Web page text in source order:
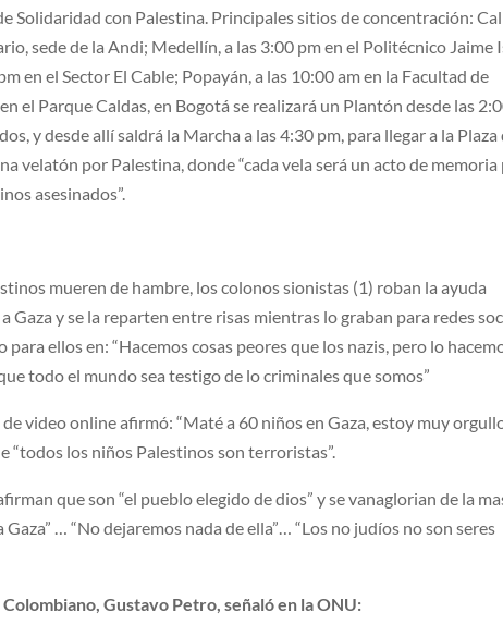
Solidaridad con Palestina. Principales sitios de concentración:
sede de la Andi; Medellín, a las 3:00 pm en el Politécnico Jaime
en el Sector El Cable; Popayán, a las 10:00 am en la Facultad de
el Parque Caldas, en Bogotá se realizará un Plantón desde las
y desde allí saldrá la Marcha a las 4:30 pm, para llegar a la Plaza
velatón por Palestina, donde “cada vela será un acto de memoria
asesinados”.
mueren de hambre, los colonos sionistas (1) roban la ayuda
Gaza y se la reparten entre risas mientras lo graban para redes
para ellos en: “Hacemos cosas peores que los nazis, pero lo
todo el mundo sea testigo de lo criminales que somos”
video online afirmó: “Maté a 60 niños en Gaza, estoy muy
“todos los niños Palestinos son terroristas”.
que son “el pueblo elegido de dios” y se vanaglorian de la
… “No dejaremos nada de ella”… “Los no judíos no son seres
Gustavo Petro, señaló en la ONU: